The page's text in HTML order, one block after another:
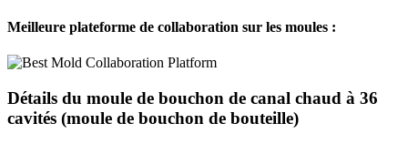
Meilleure plateforme de collaboration sur les moules :
Détails du moule de bouchon de canal chaud à 36
cavités (moule de bouchon de bouteille)